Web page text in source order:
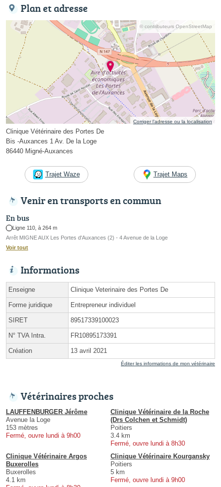
Plan et adresse
© contributeurs OpenStreetMap
Corriger l’adresse ou la localisation
Clinique Vétérinaire des Portes De
Bis -Auxances 1 Av. De la Loge
86440 Migné-Auxances
Trajet Waze Trajet Maps
Venir en transports en commun
En bus
Ligne 110, à 264 m
Arrêt MIGNE AUX Les Portes d'Auxances (2) - 4 Avenue de la Loge
Voir tout
Informations
Enseigne Clinique Veterinaire des Portes De
Forme juridique Entrepreneur individuel
SIRET 89517339100023
N° TVA Intra. FR10895173391
Création 13 avril 2021
Éditer les informations de mon vétérinaire
Vétérinaires proches
LAUFFENBURGER Jérôme
Avenue la Loge
153 mètres
Fermé, ouvre lundi à 9h00
Clinique Vétérinaire de la Roche
(Drs Colchen et Schmidt)
Poitiers
3.4 km
Fermé, ouvre lundi à 8h30
Clinique Vétérinaire Argos
Buxerolles
Buxerolles
4.1 km
Clinique Vétérinaire Kourgansky
Poitiers
5 km
Fermé, ouvre lundi à 9h00